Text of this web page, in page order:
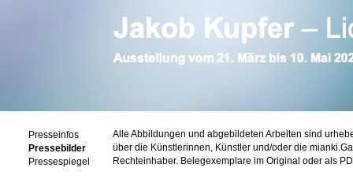
Presseinfos
Pressebilder
Pressespiegel
Alle Abbildungen und abgebildeten Arbeiten sind
über die Künstlerinnen, Künstler und/oder die
Rechteinhaber. Belegexemplare im Original oder als